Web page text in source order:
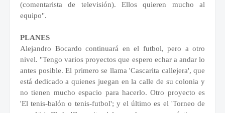
(comentarista de televisión). Ellos quieren mucho al
equipo".
PLANES
Alejandro Bocardo continuará en el futbol, pero a otro
nivel. "Tengo varios proyectos que espero echar a andar lo
antes posible. El primero se llama 'Cascarita callejera', que
está dedicado a quienes juegan en la calle de su colonia y
no tienen mucho espacio para hacerlo. Otro proyecto es
'El tenis-balón o tenis-futbol'; y el último es el 'Torneo de